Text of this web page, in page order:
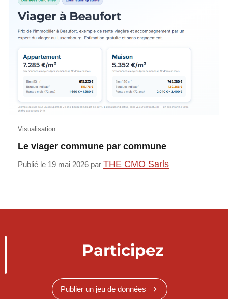
Le viager commune par commune
Visualisation
Publié le 19 mai 2026 parTHE CMO Sarls
Participez
Publier un jeu de données